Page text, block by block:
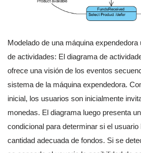
Modelado de una máquina
de actividades: El diagrama de
ofrece una visión de los eventos
sistema de la máquina expendedora.
inicial, los usuarios son inicialmente
monedas. El diagrama luego presenta
condicional para determinar si el usuario
cantidad adecuada de fondos. Si se